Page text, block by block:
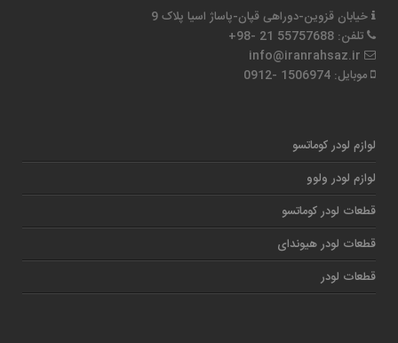
خیابان قزوین-دوراهی قپان-پاساژ اسیا پلاک 9
تلفن: 55757688 21 -98+
موبایل: 1506974 -0912
لوازم لودر کوماتسو
لوازم لودر ولوو
قطعات لودر کوماتسو
قطعات لودر هیوندای
قطعات لودر